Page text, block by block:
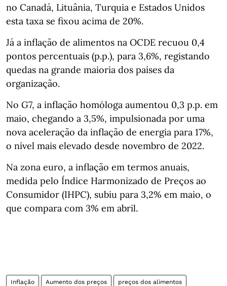
no Canadá, Lituânia, Turquia e Estados Unidos
esta taxa se fixou acima de 20%.
Já a inflação de alimentos na OCDE recuou 0,4
pontos percentuais (p.p.), para 3,6%, registando
quedas na grande maioria dos países da
organização.
No G7, a inflação homóloga aumentou 0,3 p.p. em
maio, chegando a 3,5%, impulsionada por uma
nova aceleração da inflação de energia para 17%,
o nível mais elevado desde novembro de 2022.
Na zona euro, a inflação em termos anuais,
medida pelo Índice Harmonizado de Preços ao
Consumidor (IHPC), subiu para 3,2% em maio, o
que compara com 3% em abril.
Inflação Aumento dos preços preços dos alimentos